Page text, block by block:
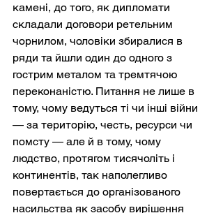
камені, до того, як дипломати
складали договори ретельним
чорнилом, чоловіки збиралися в
ряди та йшли один до одного з
гострим металом та тремтячою
переконаністю. Питання не лише в
тому, чому ведуться ті чи інші війни
— за територію, честь, ресурси чи
помсту — але й в тому, чому
людство, протягом тисячоліть і
континентів, так наполегливо
повертається до організованого
насильства як засобу вирішення